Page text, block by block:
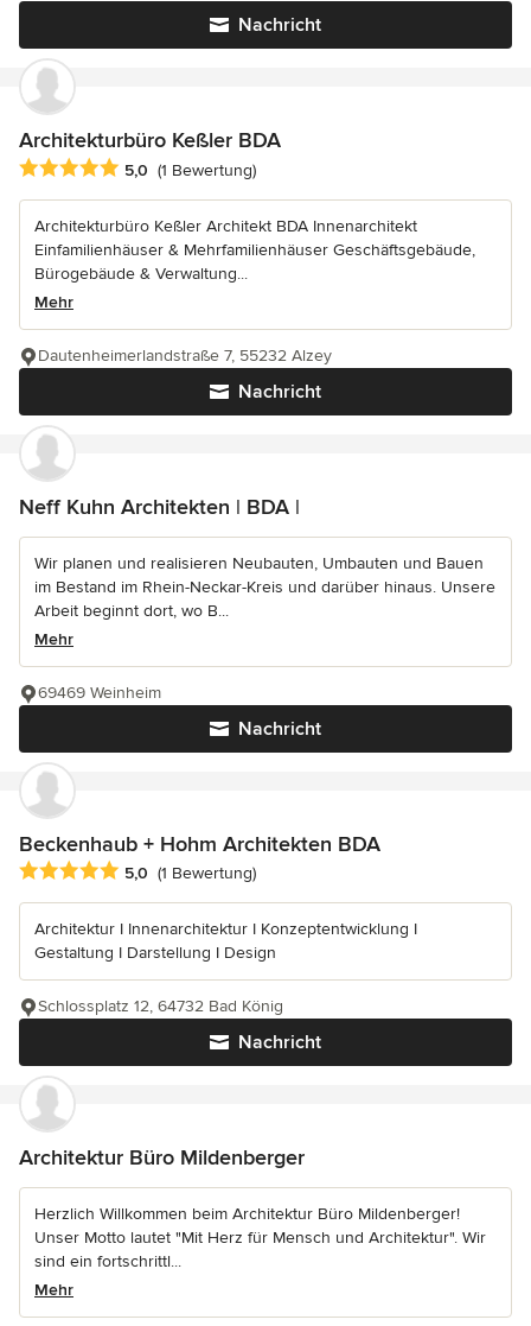
Nachricht
Architekturbüro Keßler BDA
Durchschnittliche Bewertung: 5 von 5 Sternen
5,0 (1 Bewertung)
Architekturbüro Keßler Architekt BDA Innenarchitekt
Einfamilienhäuser & Mehrfamilienhäuser Geschäftsgebäude,
Bürogebäude & Verwaltung...
Mehr
Nachricht
Dautenheimerlandstraße 7, 55232 Alzey
Neff Kuhn Architekten | BDA |
Wir planen und realisieren Neubauten, Umbauten und Bauen
im Bestand im Rhein-Neckar-Kreis und darüber hinaus. Unsere
Arbeit beginnt dort, wo B...
Mehr
Nachricht
69469 Weinheim
Beckenhaub + Hohm Architekten BDA
Durchschnittliche Bewertung: 5 von 5 Sternen
5,0 (1 Bewertung)
Architektur I Innenarchitektur I Konzeptentwicklung I
Gestaltung I Darstellung I Design
Nachricht
Schlossplatz 12, 64732 Bad König
Architektur Büro Mildenberger
Herzlich Willkommen beim Architektur Büro Mildenberger!
Unser Motto lautet "Mit Herz für Mensch und Architektur". Wir
sind ein fortschrittl...
Mehr